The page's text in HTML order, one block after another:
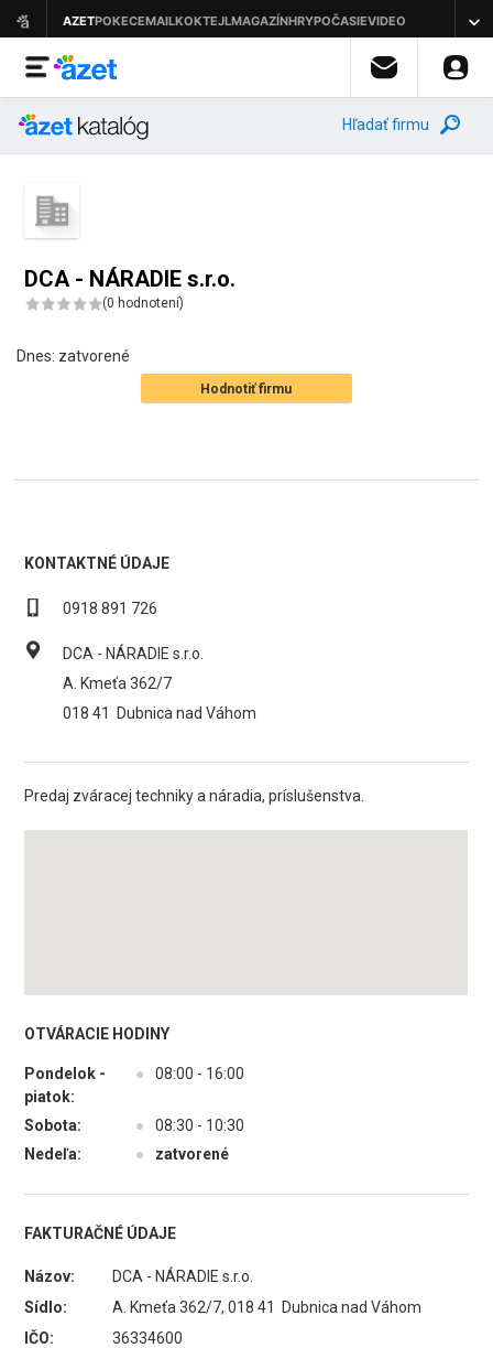
Hľadať firmu
DCA - NÁRADIE s.r.o.
(0 hodnotení)
Dnes: zatvorené
Hodnotiť firmu
KONTAKTNÉ ÚDAJE
0918 891 726
DCA - NÁRADIE s.r.o.
A. Kmeťa 362/7
018 41
Dubnica nad Váhom
Predaj zváracej techniky a náradia, príslušenstva.
OTVÁRACIE HODINY
Pondelok -
piatok:
● 08:00 - 16:00
Sobota: ●
08:30 - 10:30
Nedeľa:
● zatvorené
FAKTURAČNÉ ÚDAJE
Názov:
DCA - NÁRADIE s.r.o.
Sídlo:
A. Kmeťa 362/7, 018 41 Dubnica nad Váhom
IČO:
36334600